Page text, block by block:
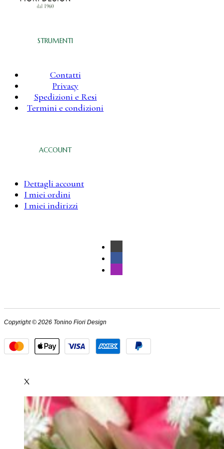
STRUMENTI
Contatti
Privacy
Spedizioni e Resi
Termini e condizioni
ACCOUNT
Dettagli account
I miei ordini
I miei indirizzi
Copyright © 2026 Tonino Fiori Design
X